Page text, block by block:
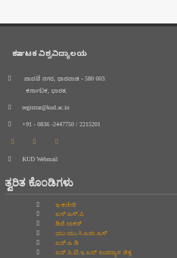
ಕರ್ನಾಟಕ ವಿಶ್ವವಿದ್ಯಾಲಯ
ಪಾವಟೆ ನಗರ, ಧಾರವಾಡ - 580 003.
ಕರ್ನಾಟಕ, ಭಾರತ.
registrar@kud.ac.in
+91 - 0836 -2447750 / 2215201
KUD Webmail
ತ್ವರಿತ ಕೊಂಡಿಗಳು
ಇ-ಕಚೇರಿ
ಎಸ್.ಎಸ್.ಪಿ
ಡಿಜಿ ಲಾಕರ್
ಯು.ಯು.ಸಿ.ಎಮ.ಎಸ್
ಎನ್.ಎ.ಡಿ
ಎನ್.ಪಿ.ಟಿ.ಇ.ಎಲ್‌ ಉಪನ್ಯಾಸ ಚಿತ್ರ